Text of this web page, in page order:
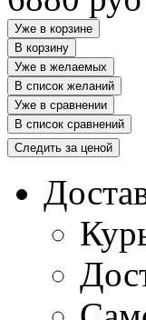
Уже в корзине
В корзину
Уже в желаемых
В список желаний
Уже в сравнении
В список сравнений
Следить за ценой